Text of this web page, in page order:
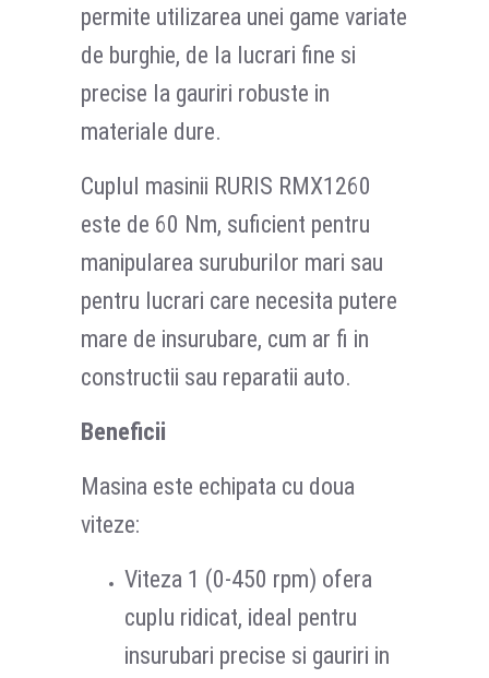
permite utilizarea unei game variate
de burghie, de la lucrari fine si
precise la gauriri robuste in
materiale dure.
Cuplul masinii RURIS RMX1260
este de 60 Nm, suficient pentru
manipularea suruburilor mari sau
pentru lucrari care necesita putere
mare de insurubare, cum ar fi in
constructii sau reparatii auto.
Beneficii
Masina este echipata cu doua
viteze:
Viteza 1 (0-450 rpm) ofera
cuplu ridicat, ideal pentru
insurubari precise si gauriri in